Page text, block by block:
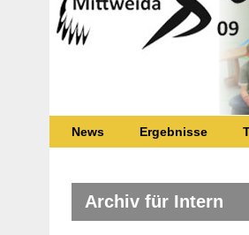
News Ergebnisse
Archiv für Intern